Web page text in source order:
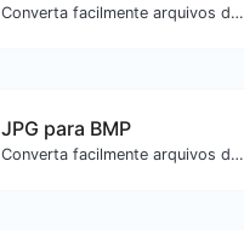
Converta facilmente arquivos de imagem BMP para PNG.
JPG para BMP
Converta facilmente arquivos de imagem JPG para BMP.